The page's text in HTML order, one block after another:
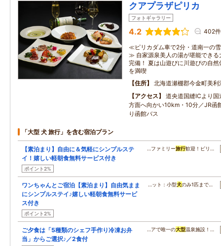
クアプラザピリカ
フォトギャラリー
4.2 402件
≪ピリカダム車で2分・道南一の
≫ 自家源泉美人の湯が堪能できる
完備！ 夏は山遊びに川遊びの自
を満喫
住所
北海道瀬棚郡今金町美利
アクセス
道央道国縫ICより
方面へ向かい10km・10分／JR函
り函館バス
「大型 犬 旅行」を含む宿泊プラン
【素泊まり】自由に＆気軽にシンプルステ
イ！嬉しい軽朝食無料サービス付き
ポイント2%
…ファミリー旅行歓迎！ピリ…
ワンちゃんとご宿泊【素泊まり】自由気まま
にシンプルステイ♪嬉しい軽朝食無料サービ
ス付き
ポイント2%
…ット：小型犬のみ1匹まで…
ご夕食は「5種類のシェフ手作り冷凍お弁
当」からご選択♪／2食付
…アで唯一の大型温泉施設！…